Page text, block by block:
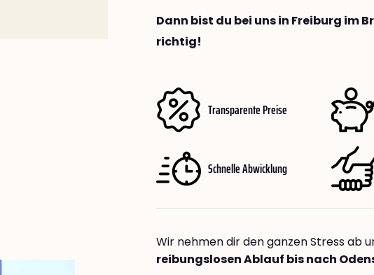
Dann bist du bei uns in Freiburg im
richtig!
Transparente Preise
Schnelle Abwicklung
Wir nehmen dir den ganzen Stress ab
reibungslosen Ablauf bis nach